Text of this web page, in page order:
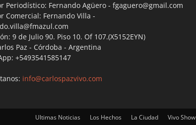
Periodístico: Fernando Agüero - fgaguero@gmail.com
Comercial: Fernando Villa -
9 de Julio 90. Piso 10. Of 107.(X5152EYN)
Paz - Córdoba - Argentina
+5493541585147
info@carlospazvivo.com
Ultimas Noticias Los Hechos La Ciudad Vivo Show